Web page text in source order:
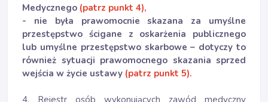
Medycznego (patrz punkt 4),
- nie była prawomocnie skazana za umyślne
przestępstwo ścigane z oskarżenia publicznego
lub umyślne przestępstwo skarbowe – dotyczy to
również sytuacji prawomocnego skazania sprzed
wejścia w życie ustawy (patrz punkt 5).
4. Rejestr osób wykonujących zawód medyczny